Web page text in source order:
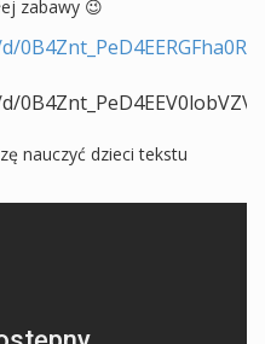
zabawy 😉
nauczyć dzieci tekstu